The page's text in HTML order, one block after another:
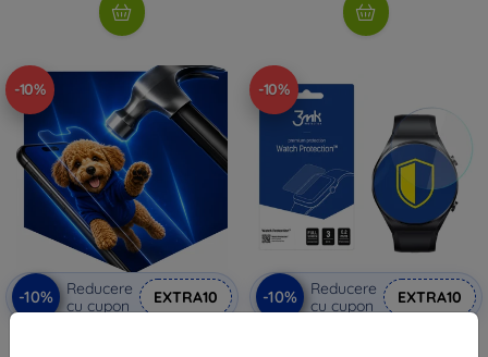
-10%
-10%
Reducere
cu cupon
EXTRA10
-10%
-10%
Reducere
cu cupon
EXTRA10